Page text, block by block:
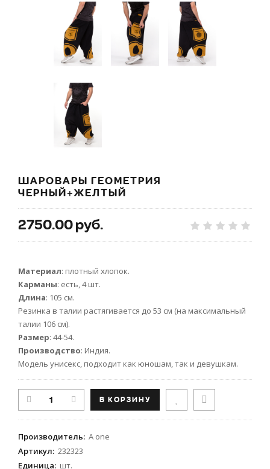
ШАРОВАРЫ ГЕОМЕТРИЯ
ЧЕРНЫЙ+ЖЕЛТЫЙ
2750.00 руб.
Материал: плотный хлопок.
Карманы: есть, 4 шт.
Длина: 105 см.
Резинка в талии растягивается до 53 см (на максимальный
талии 106 см).
Размер: 44-54.
Производство: Индия.
Модель унисекс, подходит как юношам, так и девушкам.
Производитель: A one
Артикул: 232323
Единица: шт.